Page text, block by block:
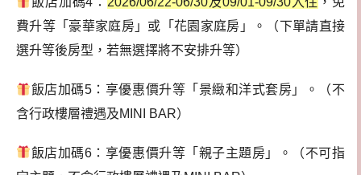
費升等「豪華家庭房」或「花園家庭房」。（下單請直接
選升等後房型，若無選擇將不安排升等）
飯店加碼5：享優惠價升等「景緻和洋式套房」。（不
含行政樓層禮遇及MINI BAR）
飯店加碼6：享優惠價升等「親子主題房」。（不可指